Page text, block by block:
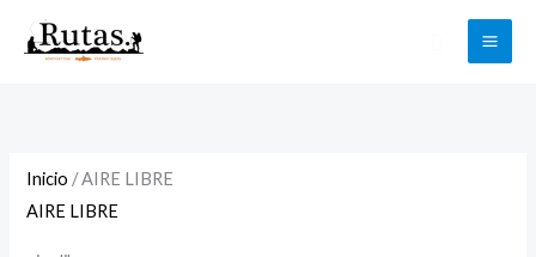
Buscar
Inicio / AIRE LIBRE
AIRE LIBRE